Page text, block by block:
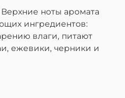
ноты аромата
ингредиентов:
влаги, питают
ежевики, черники и